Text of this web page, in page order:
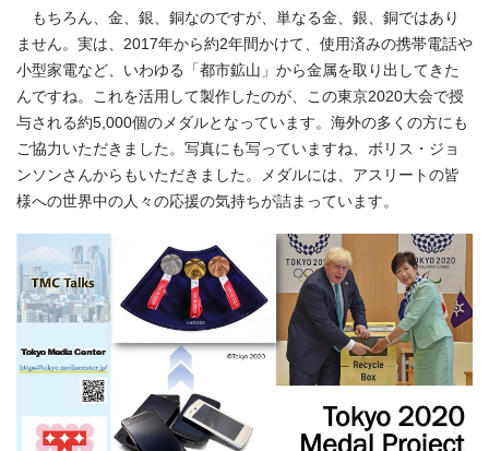
もちろん、金、銀、銅なのですが、単なる金、銀、銅ではあり
ません。実は、2017年から約2年間かけて、使用済みの携帯電話や
小型家電など、いわゆる「都市鉱山」から金属を取り出してきた
んですね。これを活用して製作したのが、この東京2020大会で授
与される約5,000個のメダルとなっています。海外の多くの方にも
ご協力いただきました。写真にも写っていますね、ボリス・ジョ
ンソンさんからもいただきました。メダルには、アスリートの皆
様への世界中の人々の応援の気持ちが詰まっています。